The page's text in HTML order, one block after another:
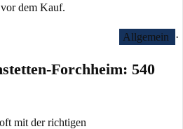
Allgemein ·
Forchheim: 540
mit der richtigen